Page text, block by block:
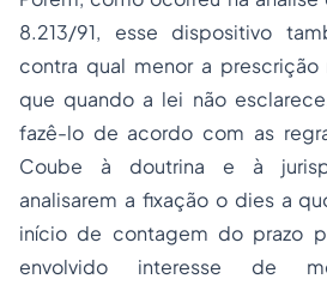
8.213/91, esse dispositivo
contra qual menor a
que quando a lei não
fazê-lo de acordo com as
Coube à doutrina e à
analisarem a fixação o dies a
início de contagem do prazo
envolvido interesse de